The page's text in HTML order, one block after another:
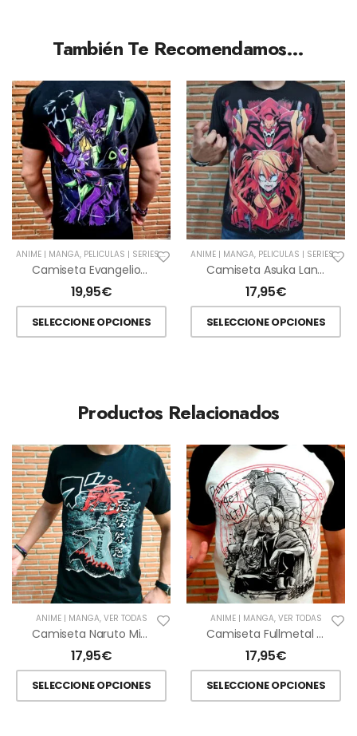
También Te Recomendamos…
ANIME | MANGA, PELÍCULAS | SERIES, VER TODAS
Camiseta Evangelion Ver. Lilith
19,95€
SELECCIONE OPCIONES
ANIME | MANGA, PELÍCULAS | SERIES, VER
Camiseta Asuka Langley
17,95€
SELECCIONE OPCIONES
Productos Relacionados
ANIME | MANGA, VER TODAS
Camiseta Naruto Minato VS Zorro
17,95€
SELECCIONE OPCIONES
ANIME | MANGA, VER TODAS
Camiseta Fullmetal Alchemist
17,95€
SELECCIONE OPCIONES